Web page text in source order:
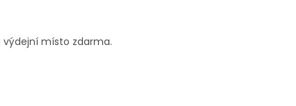
výdejní místo zdarma.